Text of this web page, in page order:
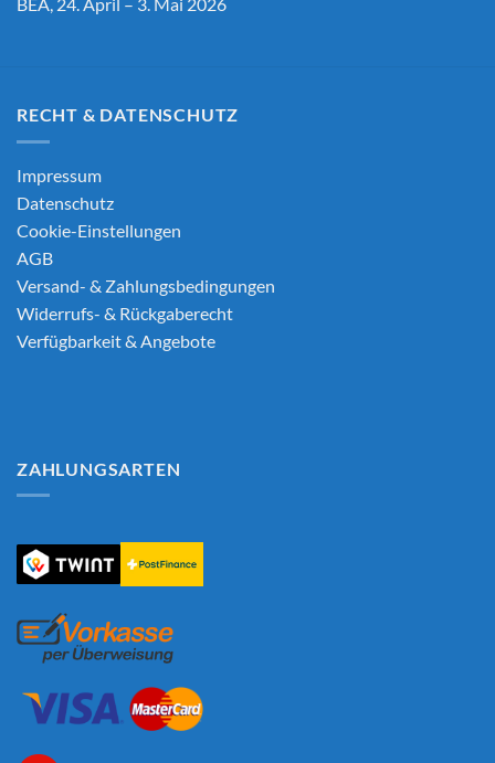
RECHT & DATENSCHUTZ
Impressum
Datenschutz
Cookie-Einstellungen
AGB
Versand- & Zahlungsbedingungen
Widerrufs- & Rückgaberecht
Verfügbarkeit & Angebote
ZAHLUNGSARTEN